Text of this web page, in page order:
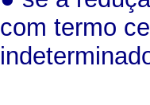
com termo